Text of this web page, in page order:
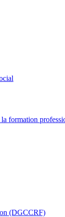
formation
(DGCCRF)